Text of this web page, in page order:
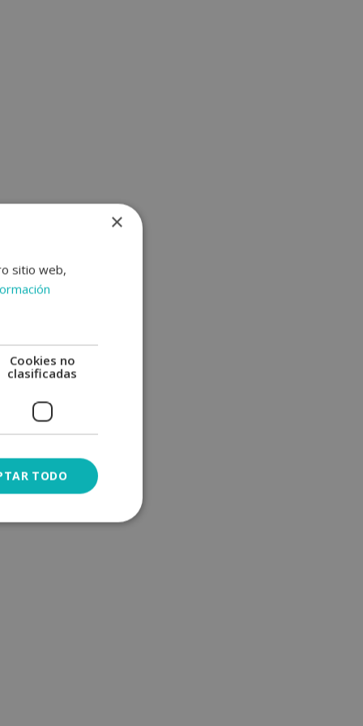
×
sitio web,
Cookies no
clasificadas
TODO